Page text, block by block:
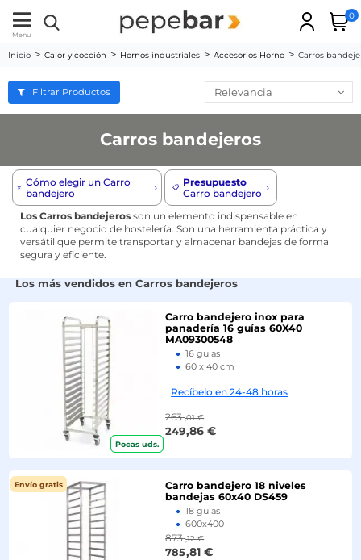
Menu
0
Inicio Calor y cocción Hornos industriales Accesorios Horno Carros
Carros bandejeros
Los Carros bandejeros son un elemento indispensable en
cualquier negocio de hostelería. Son una herramienta práctica y
versátil que permite transportar y almacenar bandejas de forma
segura y eficiente.
⭐️ Cómo elegir un Carro
bandejero
📋 Presupuesto
Carro bandejero
Los más vendidos en Carros bandejeros
Pocas uds.
Pocas uds.
Carro bandejero inox para
panadería 16 guías 60X40
MA09300548
16 guias
60 x 40 cm
Recíbelo en 24-48 horas
263 ,01 €
249,86 €
-5%
Envío gratis
Envío gratis
Carro bandejero 18 niveles
bandejas 60x40 DS459
18 guías
600x400
873 ,12 €
785,81 €
Filtrar Productos Relevancia